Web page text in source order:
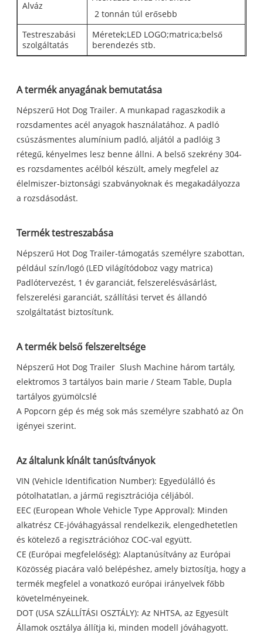
Alváz
2 tonnán túl erősebb
Testreszabási
szolgáltatás
Méretek;LED LOGO;matrica;belső
berendezés stb.
A termék anyagának bemutatása
Népszerű Hot Dog Trailer. A munkapad ragaszkodik a
rozsdamentes acél anyagok használatához. A padló
csúszásmentes alumínium padló, aljától a padlóig 3
rétegű, kényelmes lesz benne állni. A belső szekrény 304-
es rozsdamentes acélból készült, amely megfelel az
élelmiszer-biztonsági szabványoknak és megakadályozza
a rozsdásodást.
Termék testreszabása
Népszerű Hot Dog Trailer-támogatás személyre szabottan,
például szín/logó (LED világítódoboz vagy matrica)
Padlótervezést, 1 év garanciát, felszerelésvásárlást,
felszerelési garanciát, szállítási tervet és állandó
szolgáltatást biztosítunk.
A termék belső felszereltsége
Népszerű Hot Dog Trailer Slush Machine három tartály,
elektromos 3 tartályos bain marie / Steam Table, Dupla
tartályos gyümölcslé
A Popcorn gép és még sok más személyre szabható az Ön
igényei szerint.
Az általunk kínált tanúsítványok
VIN (Vehicle Identification Number): Egyedülálló és
pótolhatatlan, a jármű regisztrációja céljából.
EEC (European Whole Vehicle Type Approval): Minden
alkatrész CE-jóváhagyással rendelkezik, elengedhetetlen
és kötelező a regisztrációhoz COC-val együtt.
CE (Európai megfelelőség): Alaptanúsítvány az Európai
Közösség piacára való belépéshez, amely biztosítja, hogy a
termék megfelel a vonatkozó európai irányelvek főbb
követelményeinek.
DOT (USA SZÁLLÍTÁSI OSZTÁLY): Az NHTSA, az Egyesült
Államok osztálya állítja ki, minden modell jóváhagyott.